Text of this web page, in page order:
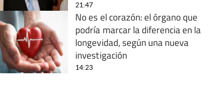
21:47
No es el corazón: el órgano que
podría marcar la diferencia en la
longevidad, según una nueva
investigación
14:23